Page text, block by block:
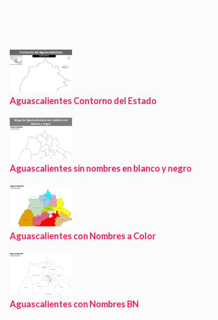
Aguascalientes Contorno del Estado
Aguascalientes sin nombres en blanco y negro
Aguascalientes con Nombres a Color
Aguascalientes con Nombres BN